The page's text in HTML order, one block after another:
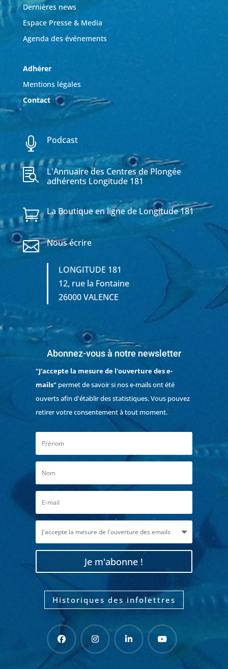
Dernières news
Espace Presse & Media
Agenda des événements
Adhérer
Mentions légales
Contact
 Podcast

L'Annuaire des Centres de Plongée
adhérents Longitude 181
 La Boutique en ligne de Longitude 181
 Nous écrire
LONGITUDE 181
12, rue la Fontaine
26000 VALENCE
Abonnez-vous à notre newsletter
"J'accepte la mesure de l'ouverture des e-
mails"permet de savoir si nos e-mails ont été
ouverts afin d'établir des statistiques. Vous pouvez
retirer votre consentement à tout moment.
Je m'abonne !
Historiques des infolettres